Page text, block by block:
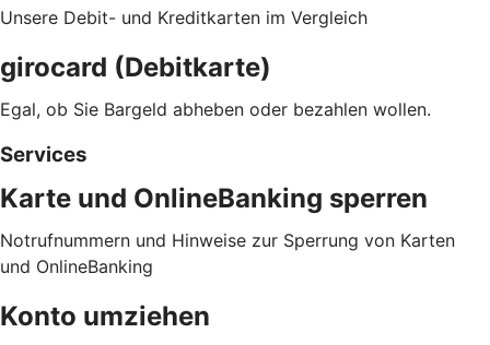
Unsere Debit- und Kreditkarten im Vergleich
girocard (Debitkarte)
Egal, ob Sie Bargeld abheben oder bezahlen wollen.
Services
Karte und OnlineBanking sperren
Notrufnummern und Hinweise zur Sperrung von Karten
und OnlineBanking
Konto umziehen